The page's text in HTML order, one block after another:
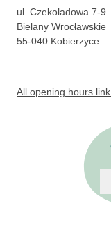
ul. Czekoladowa 7-9
Bielany Wrocławskie
55-040 Kobierzyce
All opening hours